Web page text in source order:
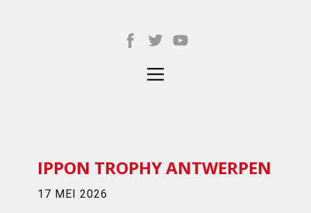
IPPON TROPHY ANTWERPEN
17 MEI 2026